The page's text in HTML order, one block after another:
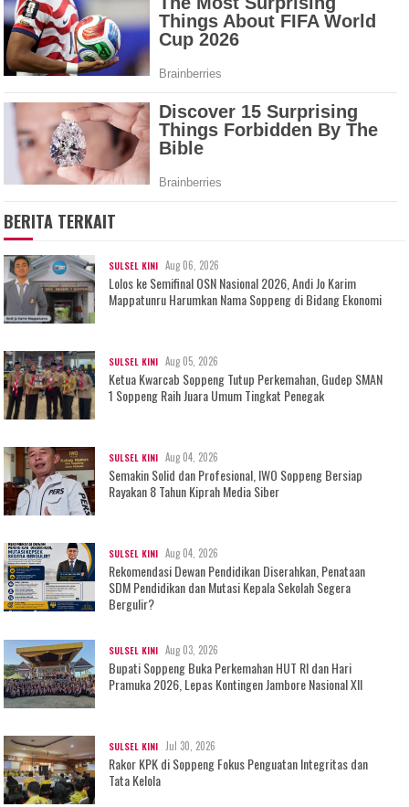
BERITA TERKAIT
SULSEL KINI Aug 06, 2026
Lolos ke Semifinal OSN Nasional 2026, Andi Jo Karim
Mappatunru Harumkan Nama Soppeng di Bidang Ekonomi
SULSEL KINI Aug 05, 2026
Ketua Kwarcab Soppeng Tutup Perkemahan, Gudep SMAN
1 Soppeng Raih Juara Umum Tingkat Penegak
SULSEL KINI Aug 04, 2026
Semakin Solid dan Profesional, IWO Soppeng Bersiap
Rayakan 8 Tahun Kiprah Media Siber
SULSEL KINI Aug 04, 2026
Rekomendasi Dewan Pendidikan Diserahkan, Penataan
SDM Pendidikan dan Mutasi Kepala Sekolah Segera
Bergulir?
SULSEL KINI Aug 03, 2026
Bupati Soppeng Buka Perkemahan HUT RI dan Hari
Pramuka 2026, Lepas Kontingen Jambore Nasional XII
SULSEL KINI Jul 30, 2026
Rakor KPK di Soppeng Fokus Penguatan Integritas dan
Tata Kelola